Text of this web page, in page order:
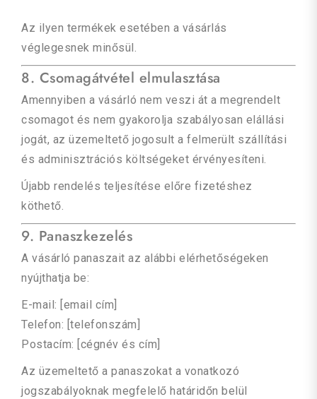
Az ilyen termékek esetében a vásárlás
véglegesnek minősül.
8. Csomagátvétel elmulasztása
Amennyiben a vásárló nem veszi át a megrendelt
csomagot és nem gyakorolja szabályosan elállási
jogát, az üzemeltető jogosult a felmerült szállítási
és adminisztrációs költségeket érvényesíteni.
Újabb rendelés teljesítése előre fizetéshez
köthető.
9. Panaszkezelés
A vásárló panaszait az alábbi elérhetőségeken
nyújthatja be:
E-mail: [email cím]
Telefon: [telefonszám]
Postacím: [cégnév és cím]
Az üzemeltető a panaszokat a vonatkozó
jogszabályoknak megfelelő határidőn belül